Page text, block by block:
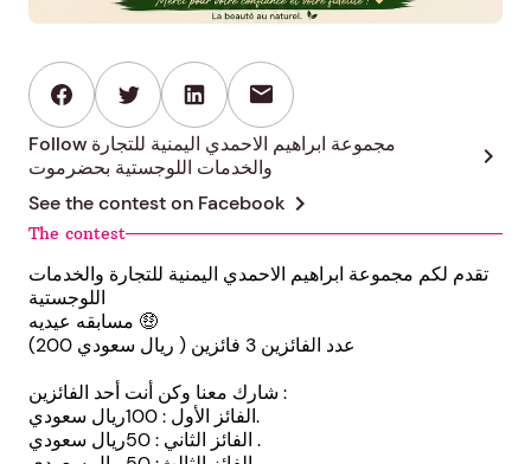
mail
Follow مجموعة ابراهيم الاحمدي اليمنية للتجارة
والخدمات اللوجستية بحضرموت
chevron_right
See the contest on Facebook chevron_right
The contest
تقدم لكم مجموعة ابراهيم الاحمدي اليمنية للتجارة والخدمات
اللوجستية
مسابقه عيديه 🤑
(200 ريال سعودي ) عدد الفائزين 3 فائزين
شارك معنا وكن أنت أحد الفائزين :
الفائز الأول : 100ريال سعودي.
الفائز الثاني : 50ريال سعودي .